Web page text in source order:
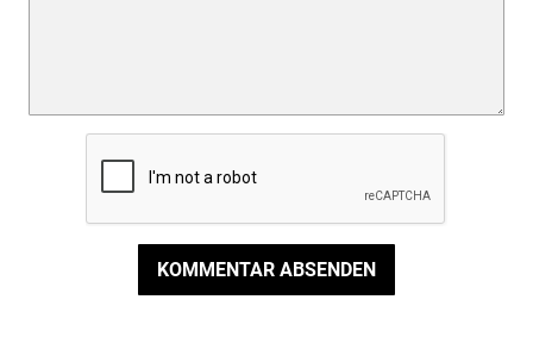
KOMMENTAR ABSENDEN